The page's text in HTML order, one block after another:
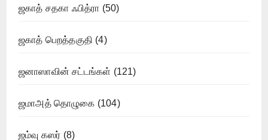
ஜகாத் சதகா ஃபித்ரா (50)
ஜகாத் பெறத்தகுதி (4)
ஜனாஸாவின் சட்டங்கள் (121)
ஜமாஅத் தொழுகை (104)
ஜம்வு கஸர் (8)